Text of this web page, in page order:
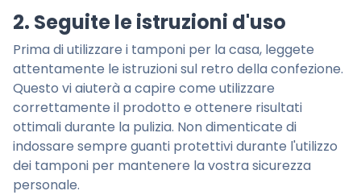
2. Seguite le istruzioni d'uso
Prima di utilizzare i tamponi per la casa, leggete
attentamente le istruzioni sul retro della confezione.
Questo vi aiuterà a capire come utilizzare
correttamente il prodotto e ottenere risultati
ottimali durante la pulizia. Non dimenticate di
indossare sempre guanti protettivi durante l'utilizzo
dei tamponi per mantenere la vostra sicurezza
personale.